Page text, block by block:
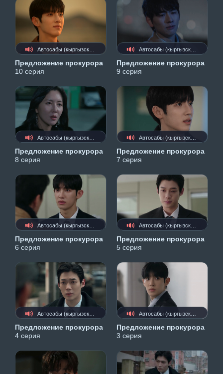
Автосабы (кыргызские)
Предложение прокурора
10 серия
Автосабы (кыргызские)
Предложение прокурора
9 серия
Автосабы (кыргызские)
Предложение прокурора
8 серия
Автосабы (кыргызские)
Предложение прокурора
7 серия
Автосабы (кыргызские)
Предложение прокурора
6 серия
Автосабы (кыргызские)
Предложение прокурора
5 серия
Автосабы (кыргызские)
Предложение прокурора
4 серия
Автосабы (кыргызские)
Предложение прокурора
3 серия